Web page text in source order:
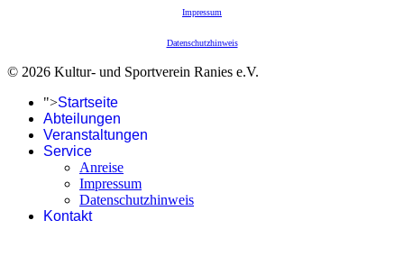
Impressum
Datenschutzhinweis
© 2026 Kultur- und Sportverein Ranies e.V.
">Startseite
Abteilungen
Veranstaltungen
Service
Anreise
Impressum
Datenschutzhinweis
Kontakt